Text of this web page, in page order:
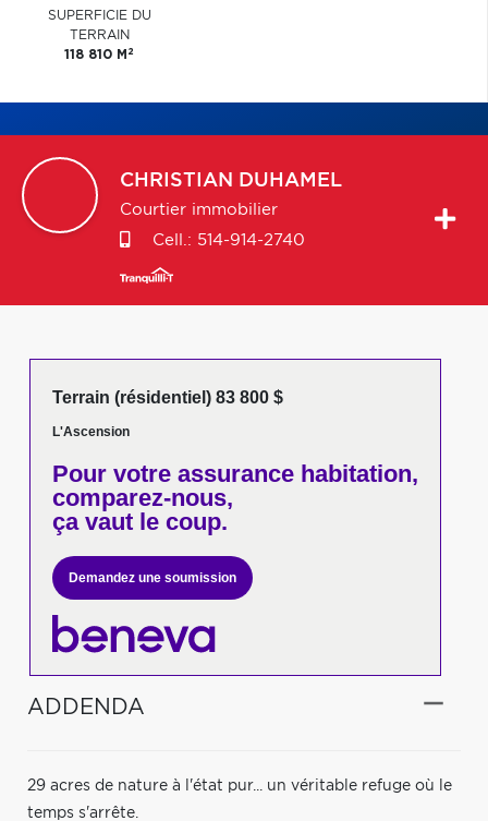
SUPERFICIE DU
TERRAIN
118 810 M 2
CHRISTIAN DUHAMEL
Courtier immobilier
Cell.: 514-914-2740
Terrain (résidentiel) 83 800 $
L'Ascension
Pour votreassurance habitation,
comparez-nous,
ça vaut le coup.
Demandez une soumission
ADDENDA
29 acres de nature à l'état pur... un véritable refuge où le
temps s'arrête.